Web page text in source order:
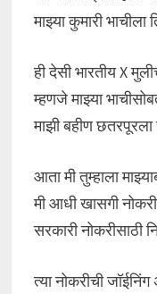
माझ्या कुमारी भाचीला
ही देसी भारतीय X
म्हणजे माझ्या
माझी बहीण छतरपूरला
आता मी तुम्हाला
मी आधी खासगी नोकरी
सरकारी नोकरीसाठी
त्या नोकरीची